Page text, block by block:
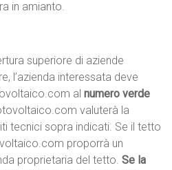
in amianto.
superiore di aziende
l’azienda interessata deve
alnumero verde
valuterà la
tecnici sopra indicati. Se il tetto
proporrà un
proprietaria del tetto.Se la